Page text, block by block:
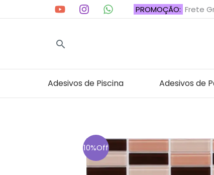
para
PROMOÇÃO: Frete
Pesquisar
Adesivos de Piscina Adesivos de
10%Off